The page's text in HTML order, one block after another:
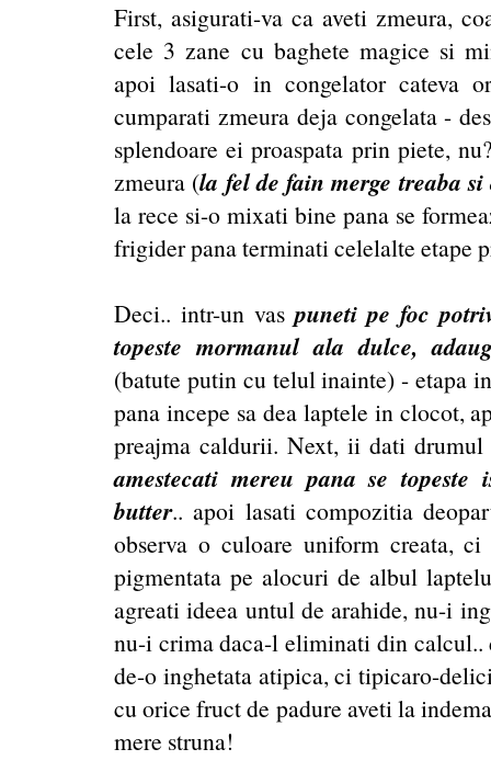
First, asigurati-va ca aveti zmeura,
cele 3 zane cu baghete magice si
apoi lasati-o in congelator cateva
cumparati zmeura deja congelata -
splendoare ei proaspata prin piete,
zmeura (la fel de fain merge treaba
la rece si-o mixati bine pana se
frigider pana terminati celelalte etape
Deci.. intr-un vaspuneti pe foc
topeste mormanul ala dulce,
(batute putin cu telul inainte) - etapa
pana incepe sa dea laptele in clocot,
preajma caldurii. Next, ii dati drumul
amestecati mereu pana se topeste
butter.. apoi lasati compozitia
observa o culoare uniform creata,
pigmentata pe alocuri de albul
agreati ideea untul de arahide, nu-i
nu-i crima daca-l eliminati din
de-o inghetata atipica, ci tipicaro-
cu orice fruct de padure aveti la
mere struna!